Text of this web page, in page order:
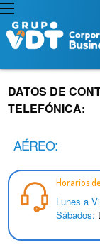
DATOS DE
TELEFÓNICA:
AÉREO:
Horarios
Lunes a
Sábados: